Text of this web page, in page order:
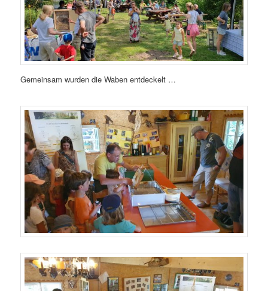
Gemeinsam wurden die Waben entdeckelt …